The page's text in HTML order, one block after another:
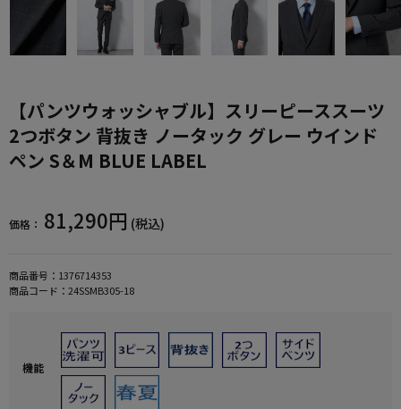
【パンツウォッシャブル】スリーピーススーツ
2つボタン 背抜き ノータック グレー ウインド
ペン S＆M BLUE LABEL
価格： 81,290円 (税込)
商品番号： 1376714353
商品コード： 24SSMB305-18
機能